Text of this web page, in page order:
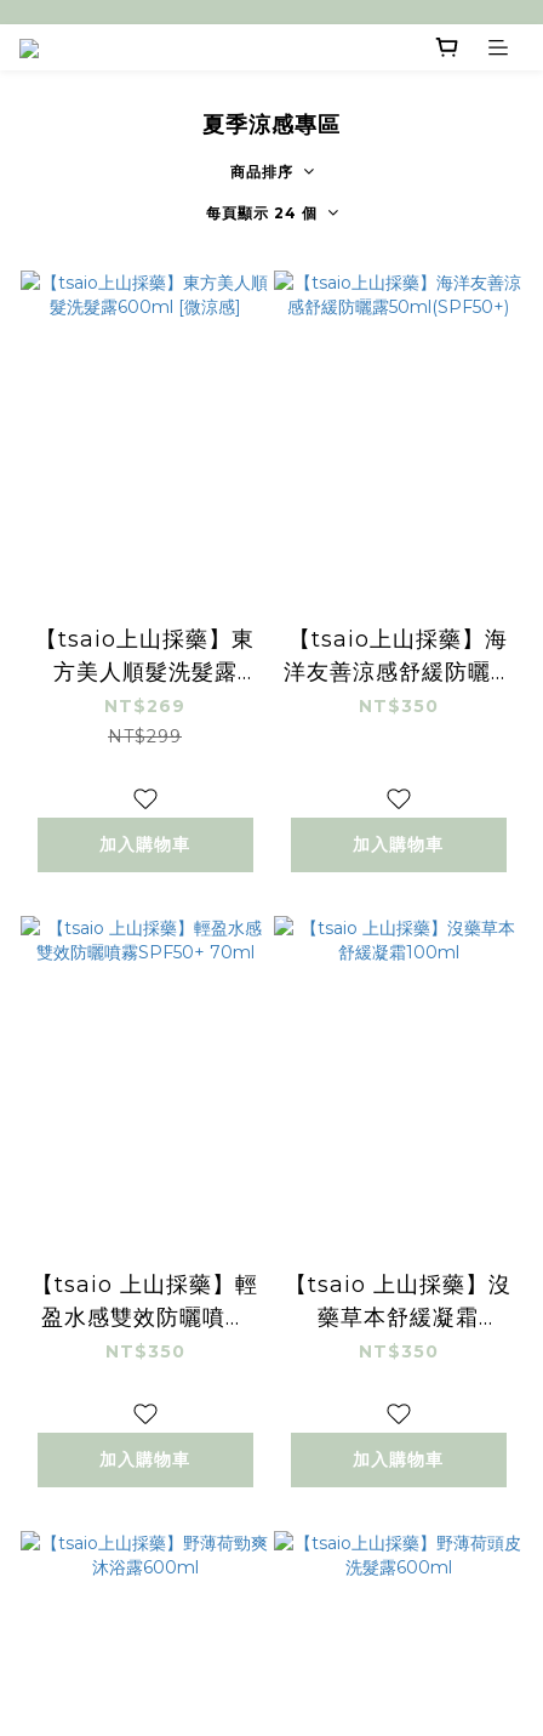
夏季涼感專區
商品排序
每頁顯示 24 個
【tsaio上山採藥】東
方美人順髮洗髮露
600ml [微涼感]
NT$269
NT$299
加入購物車
【tsaio上山採藥】海
洋友善涼感舒緩防曬露
50ml(SPF50+)
NT$350
加入購物車
【tsaio 上山採藥】輕
盈水感雙效防曬噴霧
SPF50+ 70ml
NT$350
加入購物車
【tsaio 上山採藥】沒
藥草本舒緩凝霜
100ml
NT$350
加入購物車